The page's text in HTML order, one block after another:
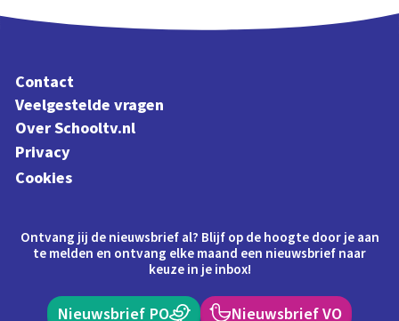
Contact
Veelgestelde vragen
Over Schooltv.nl
Privacy
Cookies
Ontvang jij de nieuwsbrief al? Blijf op de hoogte door je aan
te melden en ontvang elke maand een nieuwsbrief naar
keuze in je inbox!
Nieuwsbrief PO Nieuwsbrief VO